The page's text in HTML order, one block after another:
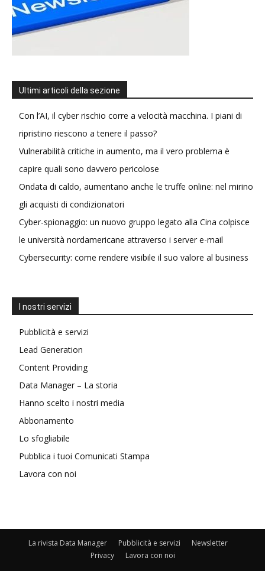
Ultimi articoli della sezione
Con l’AI, il cyber rischio corre a velocità macchina. I piani di
ripristino riescono a tenere il passo?
Vulnerabilità critiche in aumento, ma il vero problema è
capire quali sono davvero pericolose
Ondata di caldo, aumentano anche le truffe online: nel mirino
gli acquisti di condizionatori
Cyber-spionaggio: un nuovo gruppo legato alla Cina colpisce
le università nordamericane attraverso i server e-mail
Cybersecurity: come rendere visibile il suo valore al business
I nostri servizi
Pubblicità e servizi
Lead Generation
Content Providing
Data Manager – La storia
Hanno scelto i nostri media
Abbonamento
Lo sfogliabile
Pubblica i tuoi Comunicati Stampa
Lavora con noi
La rivista Data Manager Pubblicità e servizi
Newsletter
Privacy
Lavora con noi